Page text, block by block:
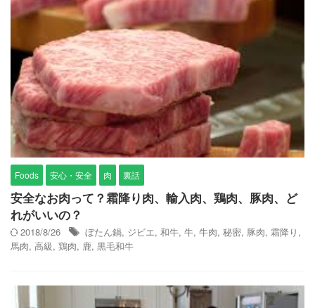
Foods 安心・安全 肉 裏話
安全なお肉って？霜降り肉、輸入肉、鶏肉、豚肉、ど
れがいいの？
2018/8/26 ぼたん鍋, ジビエ, 和牛, 牛, 牛肉, 秘密, 豚肉, 霜降り ,
馬肉, 高級, 鶏肉, 鹿, 黒毛和牛